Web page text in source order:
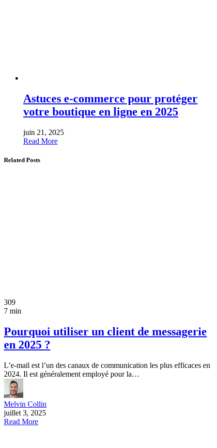
Astuces e-commerce pour protéger
votre boutique en ligne en 2025
juin 21, 2025
Read More
Related Posts
309
7 min
Pourquoi utiliser un client de messagerie
en 2025 ?
L’e-mail est l’un des canaux de communication les plus efficaces en
2024. Il est généralement employé pour la…
Melvin Collin
juillet 3, 2025
Read More